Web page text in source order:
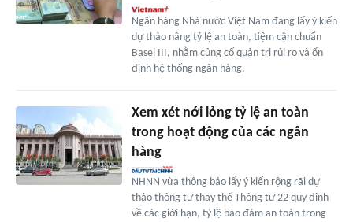
Ngân hàng Nhà nước Việt Nam đang lấy ý kiến
dự thảo nâng tỷ lệ an toàn, tiệm cận chuẩn
Basel III, nhằm củng cố quản trị rủi ro và ổn
định hệ thống ngân hàng.
Xem xét nới lỏng tỷ lệ an toàn
trong hoạt động của các ngân
hàng
NHNN vừa thông báo lấy ý kiến rộng rãi dự
thảo thông tư thay thế Thông tư 22 quy định
về các giới hạn, tỷ lệ bảo đảm an toàn trong